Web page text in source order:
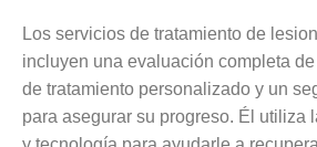
Los servicios de tratamiento de
incluyen una evaluación completa
de tratamiento personalizado y un
para asegurar su progreso. Él utiliza